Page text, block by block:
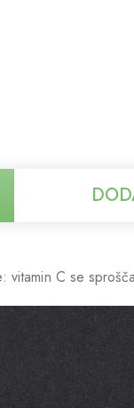
C se